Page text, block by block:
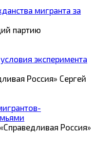
мигранта за
партию
эксперимента
Россия» Сергей
Россия»